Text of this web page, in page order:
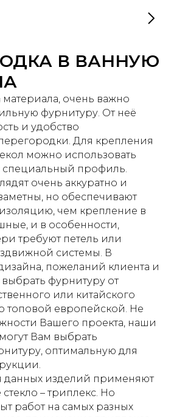
В ВАННУЮ
очень важно
фурнитуру. От неё
и удобство
Для крепления
можно использовать
специальный профиль.
очень аккуратно и
но обеспечивают
чем крепление в
и в особенности,
требуют петель или
системы. В
пожеланий клиента и
фурнитуру от
или китайского
топовой европейской. Не
Вашего проекта, наши
Вам выбрать
оптимальную для
данных изделий применяют
– триплекс. Но
работ на самых разных